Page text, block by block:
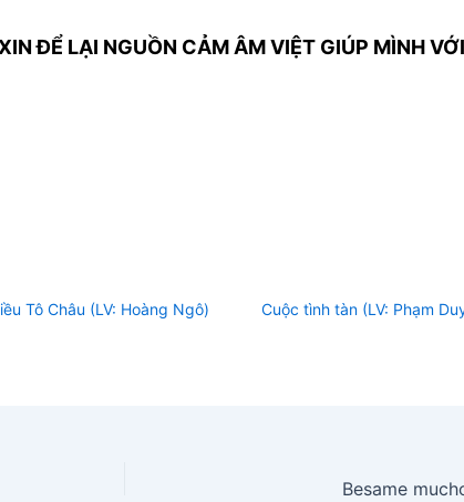
ĐỂ LẠI NGUỒN CẢM ÂM VIỆT GIÚP MÌNH
Tô Châu (LV: Hoàng Ngô) Cuộc tình tàn (LV: Phạm
Besame